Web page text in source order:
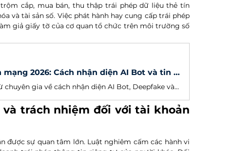
cắp, mua bán, thu thập trái phép dữ liệu thẻ tín
và tài sản số. Việc phát hành hay cung cấp trái phép
giả giấy tờ của cơ quan tổ chức trên môi trường số
Cảnh báo an ninh mạng 2026: Cách nhận diện AI Bot và tin giả trên mạng xã hội
Hướng dẫn chi tiết từ chuyên gia về cách nhận diện AI Bot, Deepfake và các tài khoản giả mạo trong bối cảnh tin giả bùng nổ năm 2026. Bảo vệ tổ chức trước các chiến dịch thao túng thông tin.
trách nhiệm đối với tài khoản
được sự quan tâm lớn. Luật nghiêm cấm các hành vi